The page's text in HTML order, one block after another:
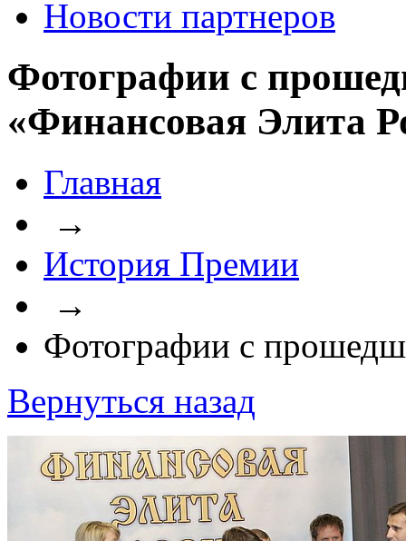
Новости партнеров
Фотографии с
«Финансовая Элита
Главная
→
История Премии
→
Фотографии с
Вернуться назад